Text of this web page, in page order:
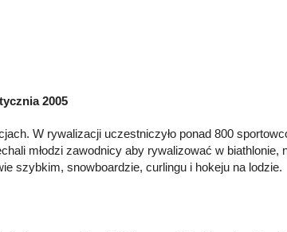
2005
W rywalizacji uczestniczyło ponad 800
młodzi zawodnicy aby rywalizować w
szybkim, snowboardzie, curlingu i hokeju na lodzie.